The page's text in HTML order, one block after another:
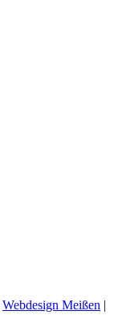
Webdesign Meißen |